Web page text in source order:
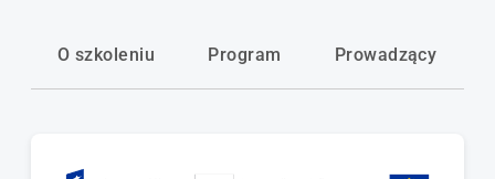
O szkoleniu Program Prowadzący